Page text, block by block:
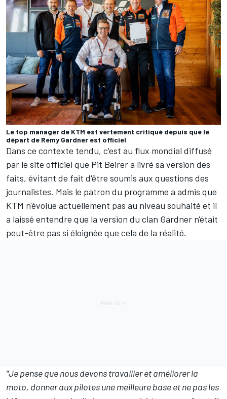
Le top manager de KTM est vertement critiqué depuis que le
départ de Remy Gardner est officiel
Dans ce contexte tendu, c'est au flux mondial diffusé
par le site officiel que Pit Beirer a livré sa version des
faits, évitant de fait d'être soumis aux questions des
journalistes. Mais le patron du programme a admis que
KTM n'évolue actuellement pas au niveau souhaité et il
a laissé entendre que la version du clan Gardner n'était
peut-être pas si éloignée que cela de la réalité.
"Je pense que nous devons travailler et améliorer la
moto, donner aux pilotes une meilleure base et ne pas les